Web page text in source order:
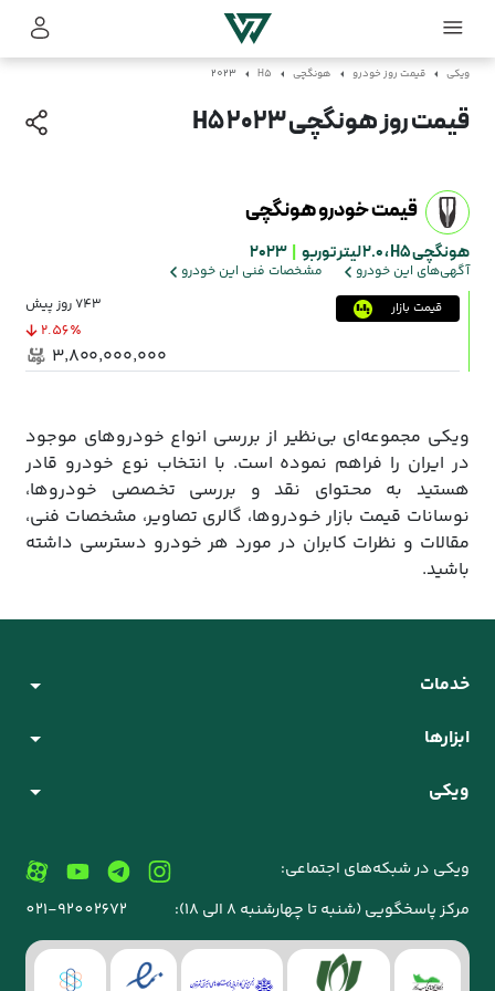
ویکی قیمت روز خودرو هونگچی H5
2023
قیمت روز هونگچی H5 2023
قیمت خودرو هونگچی
هونگچی H5 ، 2.0 لیتر توربو 2023
آگهی‌های این خودرو مشخصات فنی این خودرو
قیمت بازار 743 روز پیش
2.56٪
۳٬۸۰۰٬۰۰۰٬۰۰۰
ویکی مجموعه‌ای بی‌نظیر از بررسی انواع خودروهای موجود
در ایران را فراهم نموده است. با انتخاب نوع خودرو قادر
هستید به محـتوای نقد و بررسی تخـصصی خودروها،
نوسانات قیمت بازار خـودروها، گالری تصاویر، مشخصات فنی،
مقالات و نظرات کابران در مورد هر خودرو دسترسی داشته
باشید.
خدمات
ابزارها
ویکی
ویکی در شبکه‌های اجتماعی:
مرکز پاسخگویی (شنبه تا چهارشنبه 8 الی 18):
021-92002672